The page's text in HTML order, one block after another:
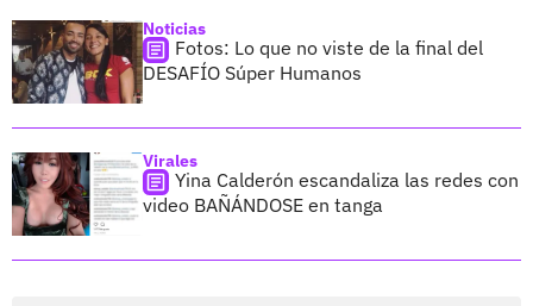
Noticias
Fotos: Lo que no viste de la final del
DESAFÍO Súper Humanos
Virales
Yina Calderón escandaliza las redes con
video BAÑÁNDOSE en tanga